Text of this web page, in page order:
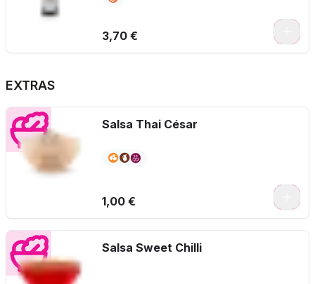
3,70 €
EXTRAS
Salsa Thai César
1,00 €
Salsa Sweet Chilli